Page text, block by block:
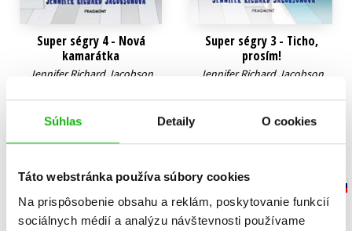
Súhlas Detaily O cookies
Táto webstránka používa súbory cookies
Na prispôsobenie obsahu a reklám, poskytovanie funkcií
sociálnych médií a analýzu návštevnosti používame
Super ségry 4 - Nová
kamarátka
Jennifer Richard Jacobson
Do košíka
Super ségry 3 - Ticho,
prosím!
Jennifer Richard Jacobson
Do košíka